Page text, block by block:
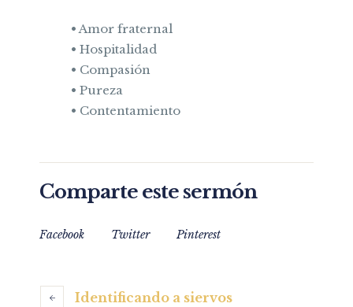
• Amor fraternal
• Hospitalidad
• Compasión
• Pureza
• Contentamiento
Comparte este sermón
Facebook Twitter Pinterest
Identificando a siervos